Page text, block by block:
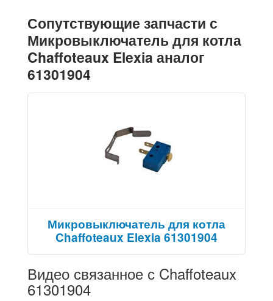
Сопутствующие запчасти с
Микровыключатель для котла
Chaffoteaux Elexia аналог
61301904
Микровыключатель для котла
Chaffoteaux Elexia 61301904
Видео связанное с Chaffoteaux
61301904